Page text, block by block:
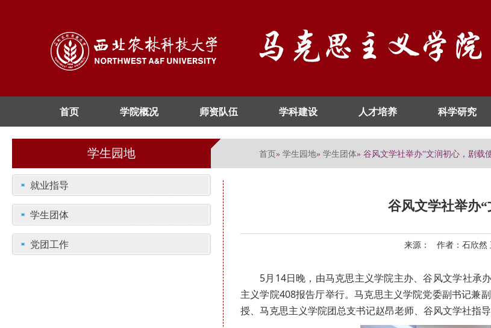
首页 学院概况 师资队伍 学科建设 人才培养 科学研究
学生园地 首页» 学生园地» 学生团体» 谷风文学社举办“文润初心，剧载
就业指导
学生团体
党团工作
谷风文学社举办
来源： 作者：石欣然
5月14日晚，由马克思主义学院主办、谷风文学社承
主义学院408报告厅举行。马克思主义学院党委副书记兼
授、马克思主义学院团总支书记赵昂老师、谷风文学社指